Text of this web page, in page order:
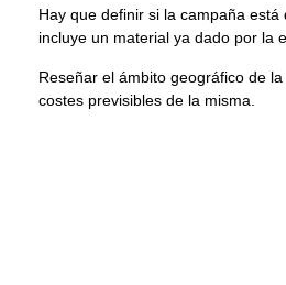
Hay que definir si la campaña
incluye un material ya dado por la
Reseñar el ámbito geográfico de
costes previsibles de la misma.